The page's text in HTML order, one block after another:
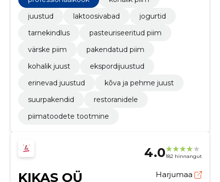
juustud
laktoosivabad
jogurtid
tarnekindlus
pasteuriseeritud piim
värske piim
pakendatud piim
kohalik juust
ekspordijuustud
erinevad juustud
kõva ja pehme juust
suurpakendid
restoranidele
piimatoodete tootmine
4.0182 hinnangut
KIKAS OÜ Harjumaa